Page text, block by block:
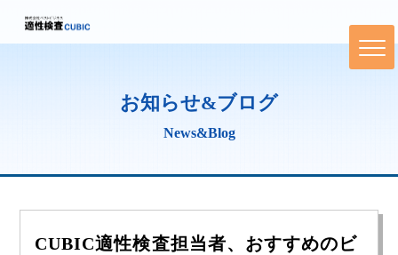
お知らせ&ブログ
News&Blog
CUBIC適性検査担当者、おすすめのビ